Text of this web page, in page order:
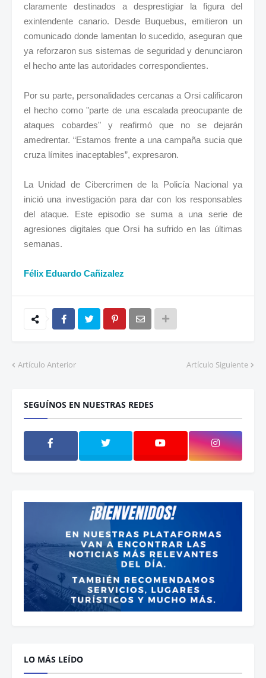
claramente destinados a desprestigiar la figura del
exintendente canario. Desde Buquebus, emitieron un
comunicado donde lamentan lo sucedido, aseguran que
ya reforzaron sus sistemas de seguridad y denunciaron
el hecho ante las autoridades correspondientes.
Por su parte, personalidades cercanas a Orsi calificaron
el hecho como "parte de una escalada preocupante de
ataques cobardes" y reafirmó que no se dejarán
amedrentar. “Estamos frente a una campaña sucia que
cruza límites inaceptables”, expresaron.
La Unidad de Cibercrimen de la Policía Nacional ya
inició una investigación para dar con los responsables
del ataque. Este episodio se suma a una serie de
agresiones digitales que Orsi ha sufrido en las últimas
semanas.
Félix Eduardo Cañizalez
Artículo Anterior Artículo Siguiente
SEGUÍNOS EN NUESTRAS REDES
LO MÁS LEÍDO